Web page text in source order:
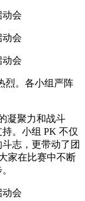
烈。各小组严阵
凝聚力和战斗
。小组 PK 不仅
志，更带动了团
家在比赛中不断